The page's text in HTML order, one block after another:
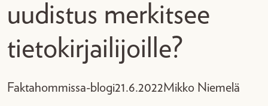
uudistus merkitsee
tietokirjailijoille?
Faktahommissa-blogi21.6.2022Mikko Niemelä